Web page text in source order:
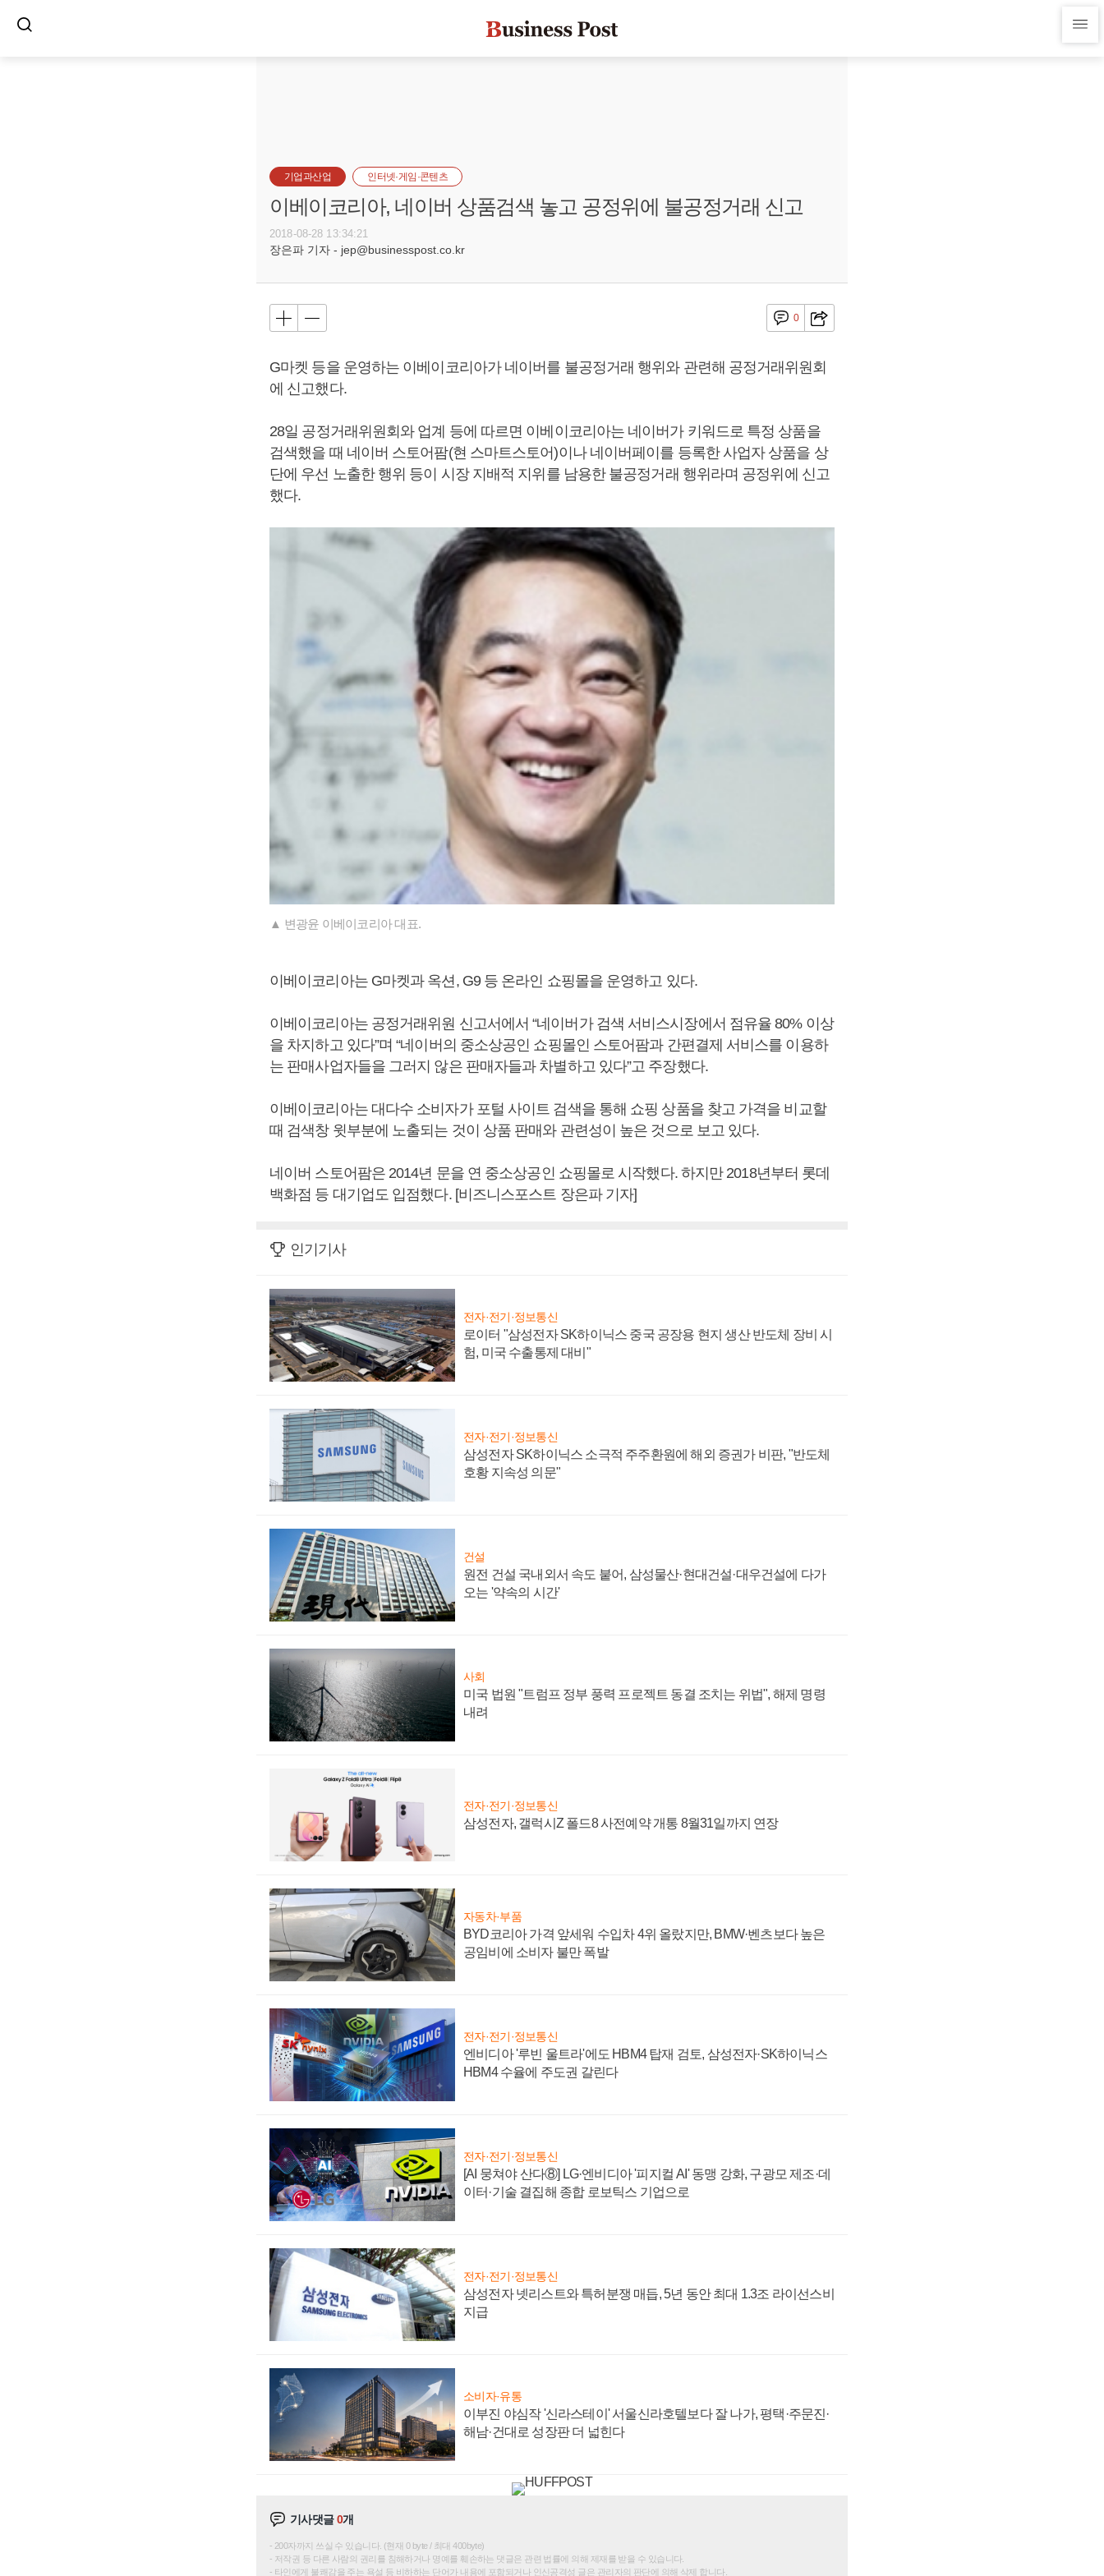
기업과산업 인터넷·게임·콘텐츠
이베이코리아, 네이버 상품검색 놓고 공정위에 불공정거래 신고
2018-08-28 13:34:21
장은파 기자 - jep@businesspost.co.kr
0
G마켓 등을 운영하는 이베이코리아가 네이버를 불공정거래 행위와 관련해 공정거래위원회
에 신고했다.
28일 공정거래위원회와 업계 등에 따르면 이베이코리아는 네이버가 키워드로 특정 상품을
검색했을 때 네이버 스토어팜(현 스마트스토어)이나 네이버페이를 등록한 사업자 상품을 상
단에 우선 노출한 행위 등이 시장 지배적 지위를 남용한 불공정거래 행위라며 공정위에 신고
했다.
▲ 변광윤 이베이코리아 대표.
이베이코리아는 G마켓과 옥션, G9 등 온라인 쇼핑몰을 운영하고 있다.
이베이코리아는 공정거래위원 신고서에서 “네이버가 검색 서비스시장에서 점유율 80% 이상
을 차지하고 있다”며 “네이버의 중소상공인 쇼핑몰인 스토어팜과 간편결제 서비스를 이용하
는 판매사업자들을 그러지 않은 판매자들과 차별하고 있다”고 주장했다.
이베이코리아는 대다수 소비자가 포털 사이트 검색을 통해 쇼핑 상품을 찾고 가격을 비교할
때 검색창 윗부분에 노출되는 것이 상품 판매와 관련성이 높은 것으로 보고 있다.
네이버 스토어팜은 2014년 문을 연 중소상공인 쇼핑몰로 시작했다. 하지만 2018년부터 롯데
백화점 등 대기업도 입점했다. [비즈니스포스트 장은파 기자]
인기기사
전자·전기·정보통신
로이터 "삼성전자 SK하이닉스 중국 공장용 현지 생산 반도체 장비 시
험, 미국 수출통제 대비"
전자·전기·정보통신
삼성전자 SK하이닉스 소극적 주주환원에 해외 증권가 비판, "반도체
호황 지속성 의문"
건설
원전 건설 국내외서 속도 붙어, 삼성물산·현대건설·대우건설에 다가
오는 '약속의 시간'
사회
미국 법원 "트럼프 정부 풍력 프로젝트 동결 조치는 위법", 해제 명령
내려
전자·전기·정보통신
삼성전자, 갤럭시Z 폴드8 사전예약 개통 8월31일까지 연장
자동차·부품
BYD코리아 가격 앞세워 수입차 4위 올랐지만, BMW·벤츠보다 높은
공임비에 소비자 불만 폭발
전자·전기·정보통신
엔비디아 '루빈 울트라'에도 HBM4 탑재 검토, 삼성전자·SK하이닉스
HBM4 수율에 주도권 갈린다
전자·전기·정보통신
[AI 뭉쳐야 산다⑧] LG·엔비디아 '피지컬 AI' 동맹 강화, 구광모 제조·데
이터·기술 결집해 종합 로보틱스 기업으로
전자·전기·정보통신
삼성전자 넷리스트와 특허분쟁 매듭, 5년 동안 최대 1.3조 라이선스비
지급
소비자·유통
이부진 야심작 '신라스테이' 서울신라호텔보다 잘 나가, 평택·주문진·
해남·건대로 성장판 더 넓힌다
기사댓글0개
200자까지 쓰실 수 있습니다. (현재 0 byte / 최대 400byte)
저작권 등 다른 사람의 권리를 침해하거나 명예를 훼손하는 댓글은 관련 법률에 의해 제재를 받을 수 있습니다.
타인에게 불쾌감을 주는 욕설 등 비하하는 단어가 내용에 포함되거나 인신공격성 글은 관리자의 판단에 의해 삭제 합니다.